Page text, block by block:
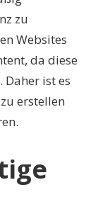
zu
Websites
da diese
ist es
erstellen